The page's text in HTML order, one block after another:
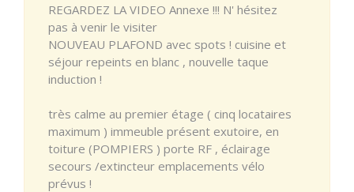
REGARDEZ LA VIDEO Annexe !!! N' hésitez
pas à venir le visiter
NOUVEAU PLAFOND avec spots ! cuisine et
séjour repeints en blanc , nouvelle taque
induction !
très calme au premier étage ( cinq locataires
maximum ) immeuble présent exutoire, en
toiture (POMPIERS ) porte RF , éclairage
secours /extincteur emplacements vélo
prévus !